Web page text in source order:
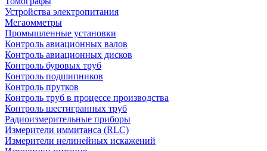
Устройства электропитания
Мегаомметры
Промышленные установки
Контроль авиационных валов
Контроль авиационных дисков
Контроль буровых труб
Контроль подшипников
Контроль прутков
Контроль труб в процессе производства
Контроль шестигранных труб
Радиоизмерительные приборы
Измерители иммитанса (RLC)
Измерители нелинейных искажений